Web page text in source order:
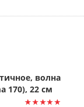
волна
170), 22 см